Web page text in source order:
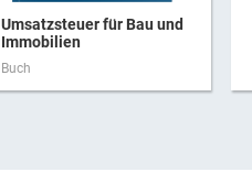
Umsatzsteuer für Bau und
Immobilien
Buch